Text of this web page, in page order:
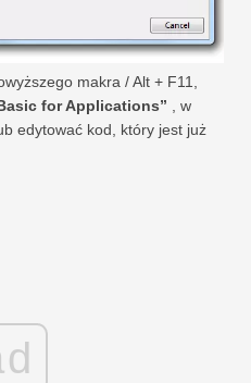
makra / Alt + F11,
for Applications” , w
edytować kod, który jest już